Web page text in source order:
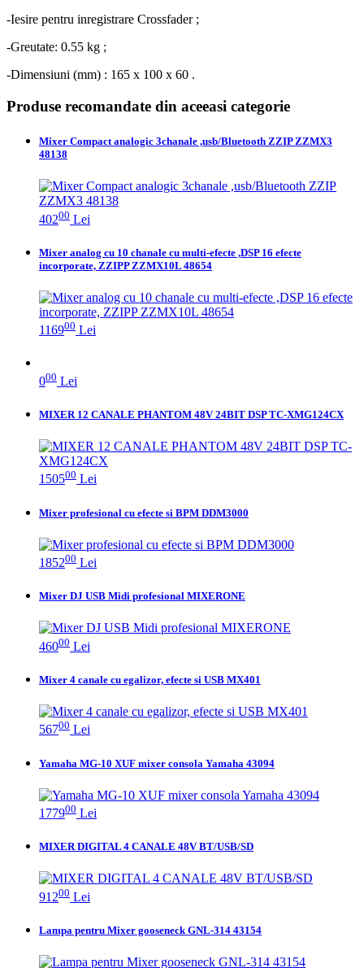
-Iesire pentru inregistrare Crossfader ;
-Greutate: 0.55 kg ;
-Dimensiuni (mm) : 165 x 100 x 60 .
Produse recomandate din aceeasi categorie
Mixer Compact analogic 3chanale ,usb/Bluetooth ZZIP ZZMX3
48138
40200 Lei
Mixer analog cu 10 chanale cu multi-efecte ,DSP 16 efecte
incorporate, ZZIPP ZZMX10L 48654
116900 Lei
000 Lei
MIXER 12 CANALE PHANTOM 48V 24BIT DSP TC-XMG124CX
150500 Lei
Mixer profesional cu efecte si BPM DDM3000
185200 Lei
Mixer DJ USB Midi profesional MIXERONE
46000 Lei
Mixer 4 canale cu egalizor, efecte si USB MX401
56700 Lei
Yamaha MG-10 XUF mixer consola Yamaha 43094
177900 Lei
MIXER DIGITAL 4 CANALE 48V BT/USB/SD
91200 Lei
Lampa pentru Mixer gooseneck GNL-314 43154